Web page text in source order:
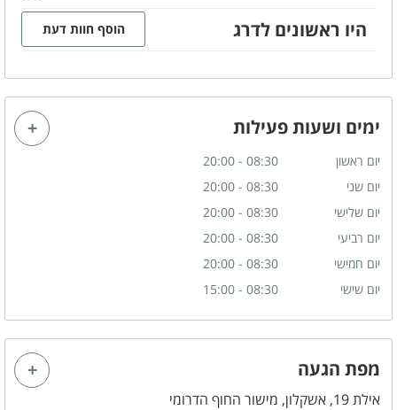
ספא ליחיד
היו ראשונים לדרג הוסף חוות דעת
ימים ושעות פעילות
יום ראשון
08:30 - 20:00
יום שני
08:30 - 20:00
יום שלישי
08:30 - 20:00
יום רביעי
08:30 - 20:00
יום חמישי
08:30 - 20:00
יום שישי
08:30 - 15:00
מפת הגעה
אילת 19, אשקלון, מישור החוף הדרומי